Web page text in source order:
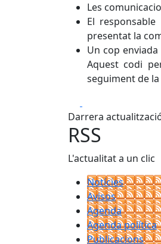
Les
El
presentat la
Un cop
Aquest codi
seguiment de
Darrera
RSS
L'actualitat a un clic
Notícies
Avisos
Agenda
Agenda política
Publicacions